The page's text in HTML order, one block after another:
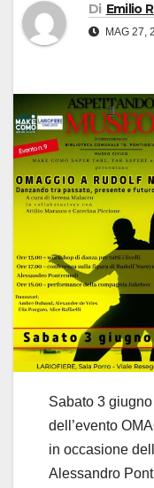
Di Emilio
MAG 27,
Sabato 3
dell’evento
in occasione
Alessandro